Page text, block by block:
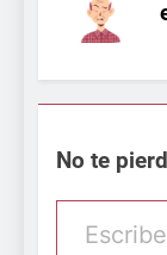
No te
Escribe aquí tu email